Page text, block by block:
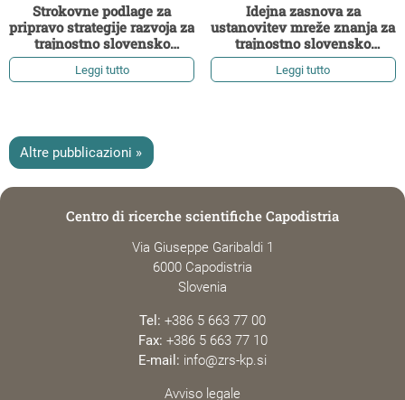
Strokovne podlage za
pripravo strategije razvoja za
trajnostno slovensko
sredozemsko kmetijstvo
Leggi tutto
Idejna zasnova za
ustanovitev mreže znanja za
trajnostno slovensko
sredozemsko kmetijstvo
Leggi tutto
Altre pubblicazioni »
Centro di ricerche scientifiche Capodistria
Via Giuseppe Garibaldi 1
6000 Capodistria
Slovenia
Tel: +386 5 663 77 00
Fax: +386 5 663 77 10
E-mail: info@zrs-kp.si
Avviso legale